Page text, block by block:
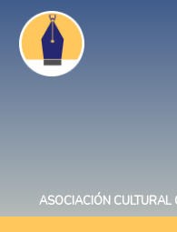
Pasar
contenido
principal
ASOCIACIÓN CULTURAL